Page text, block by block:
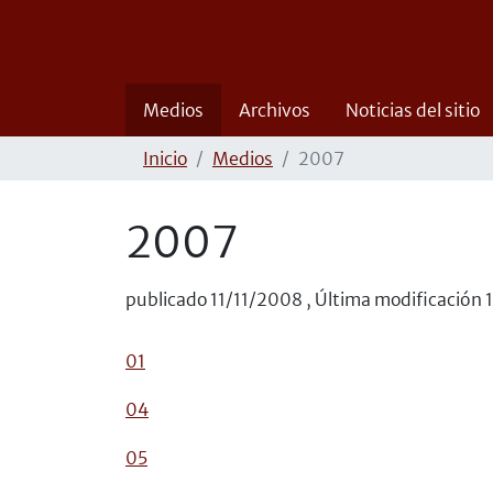
Medios Archivos Noticias del sitio
Inicio
Medios 2007
2007
publicado 11/11/2008 , Última modificación
01
04
05